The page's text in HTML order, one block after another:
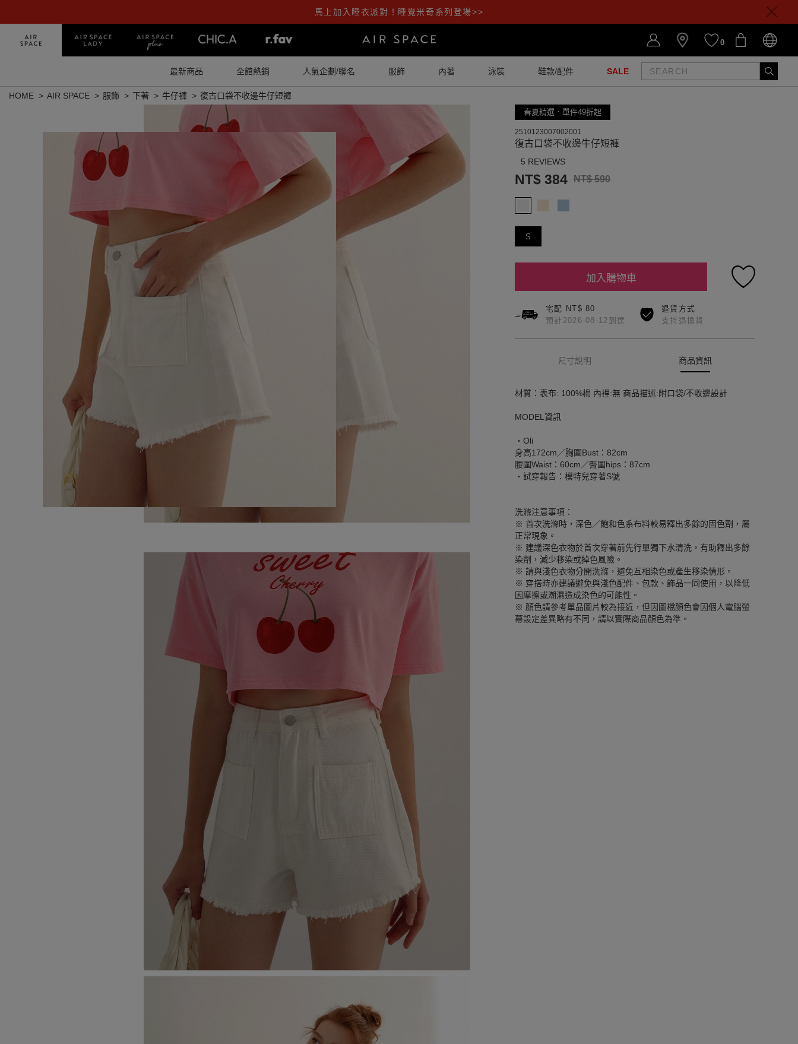
馬上加入睡衣派對！睡覺米奇系列登場>>
0
最新商品 全館熱銷 人氣企劃/聯名 服飾 內著 泳裝 鞋款/配件 SALE
HOME AIR SPACE 服飾 下著 牛仔褲 復古口袋不收邊牛仔短褲
春夏精選．單件49折起
2510123007002001
復古口袋不收邊牛仔短褲
5 REVIEWS
NT$ 384 NT$ 590
S
加入購物車
宅配 NT$ 80
預計2026-08-12到達
退貨方式
支持退換貨
尺寸說明 商品資訊
材質：表布: 100%棉 內裡:無 商品描述:附口袋/不收邊設計
MODEL資訊
‧Oli
身高172cm／胸圍Bust：82cm
腰圍Waist：60cm／臀圍hips：87cm
‧試穿報告：模特兒穿著S號
洗滌注意事項：
※ 首次洗滌時，深色／飽和色系布料較易釋出多餘的固色劑，屬
正常現象。
※ 建議深色衣物於首次穿著前先行單獨下水清洗，有助釋出多餘
染劑，減少移染或掉色風險。
※ 請與淺色衣物分開洗滌，避免互相染色或產生移染情形。
※ 穿搭時亦建議避免與淺色配件、包款、飾品一同使用，以降低
因摩擦或潮濕造成染色的可能性。
※ 顏色請參考單品圖片較為接近，但因圖檔顏色會因個人電腦螢
幕設定差異略有不同，請以實際商品顏色為準。